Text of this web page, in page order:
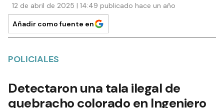
12 de abril de 2025 | 14:49 publicado hace un año
Añadir como fuente en
POLICIALES
Detectaron una tala ilegal de
quebracho colorado en Ingeniero